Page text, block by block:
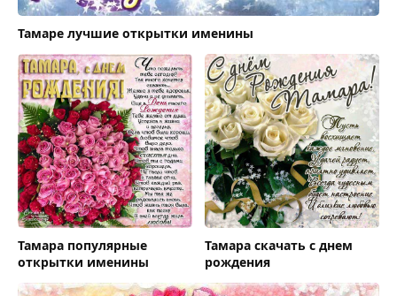
Тамаре лучшие открытки именины
Тамара популярные
открытки именины
Тамара скачать с днем
рождения